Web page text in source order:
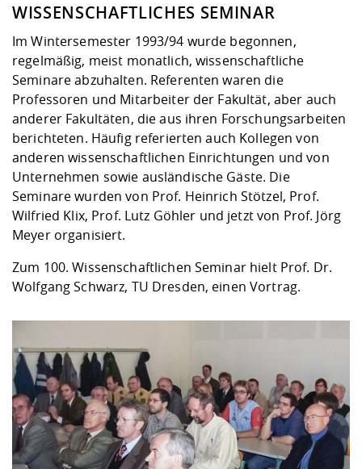
WISSENSCHAFTLICHES SEMINAR
Im Wintersemester 1993/94 wurde begonnen,
regelmäßig, meist monatlich, wissenschaftliche
Seminare abzuhalten. Referenten waren die
Professoren und Mitarbeiter der Fakultät, aber auch
anderer Fakultäten, die aus ihren Forschungsarbeiten
berichteten. Häufig referierten auch Kollegen von
anderen wissenschaftlichen Einrichtungen und von
Unternehmen sowie ausländische Gäste. Die
Seminare wurden von Prof. Heinrich Stötzel, Prof.
Wilfried Klix, Prof. Lutz Göhler und jetzt von Prof. Jörg
Meyer organisiert.
Zum 100. Wissenschaftlichen Seminar hielt Prof. Dr.
Wolfgang Schwarz, TU Dresden, einen Vortrag.